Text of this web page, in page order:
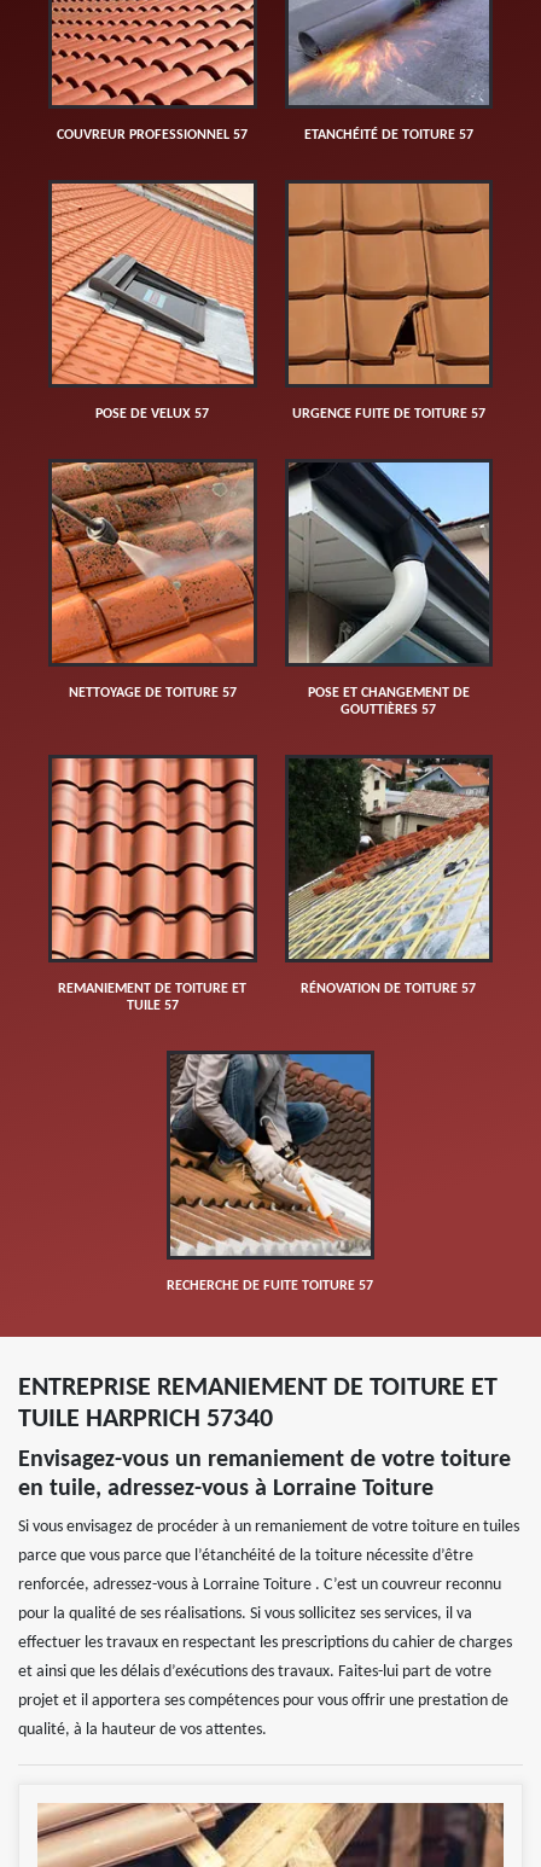
COUVREUR PROFESSIONNEL 57 ETANCHÉITÉ DE TOITURE 57
POSE DE VELUX 57 URGENCE FUITE DE TOITURE 57
NETTOYAGE DE TOITURE 57
POSE ET CHANGEMENT DE
GOUTTIÈRES 57
REMANIEMENT DE TOITURE ET
TUILE 57
RÉNOVATION DE TOITURE 57
RECHERCHE DE FUITE TOITURE 57
ENTREPRISE REMANIEMENT DE TOITURE ET
TUILE HARPRICH 57340
Envisagez-vous un remaniement de votre toiture
en tuile, adressez-vous à Lorraine Toiture
Si vous envisagez de procéder à un remaniement de votre toiture en tuiles
parce que vous parce que l’étanchéité de la toiture nécessite d’être
renforcée, adressez-vous à Lorraine Toiture . C’est un couvreur reconnu
pour la qualité de ses réalisations. Si vous sollicitez ses services, il va
effectuer les travaux en respectant les prescriptions du cahier de charges
et ainsi que les délais d’exécutions des travaux. Faites-lui part de votre
projet et il apportera ses compétences pour vous offrir une prestation de
qualité, à la hauteur de vos attentes.